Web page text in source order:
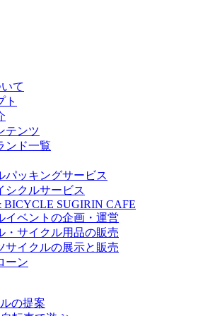
て
ト
テンツ
ンド一覧
パッキングサービス
シクルサービス
BICYCLE SUGIRIN CAFE
イベントの企画・運営
・サイクル用品の販売
サイクルの展示と販売
ーン
の提案